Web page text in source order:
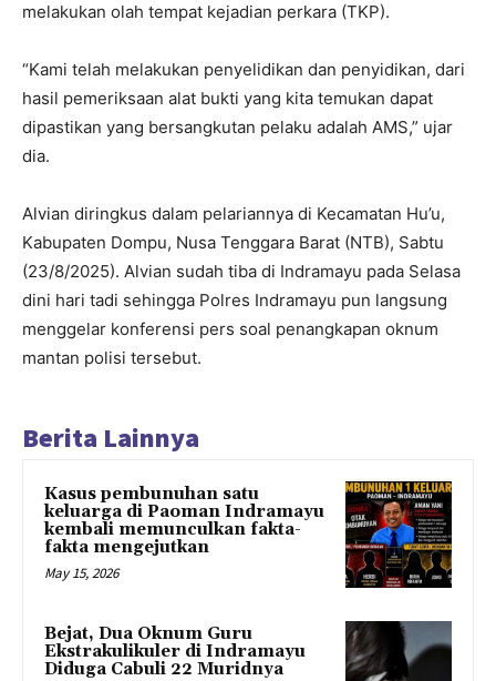
melakukan olah tempat kejadian perkara (TKP).
“Kami telah melakukan penyelidikan dan penyidikan, dari
hasil pemeriksaan alat bukti yang kita temukan dapat
dipastikan yang bersangkutan pelaku adalah AMS,” ujar
dia.
Alvian diringkus dalam pelariannya di Kecamatan Hu’u,
Kabupaten Dompu, Nusa Tenggara Barat (NTB), Sabtu
(23/8/2025). Alvian sudah tiba di Indramayu pada Selasa
dini hari tadi sehingga Polres Indramayu pun langsung
menggelar konferensi pers soal penangkapan oknum
mantan polisi tersebut.
Berita Lainnya
Kasus pembunuhan satu
keluarga di Paoman Indramayu
kembali memunculkan fakta-
fakta mengejutkan
May 15, 2026
Bejat, Dua Oknum Guru
Ekstrakulikuler di Indramayu
Diduga Cabuli 22 Muridnya